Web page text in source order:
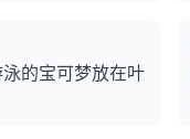
的宝可梦放在叶